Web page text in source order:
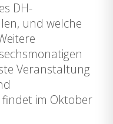
DH-
und welche
Veranstaltung
im Oktober